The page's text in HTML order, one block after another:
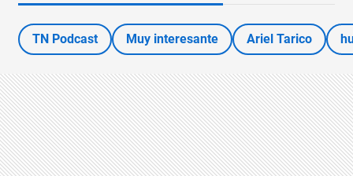
TN Podcast Muy interesante Ariel Tarico